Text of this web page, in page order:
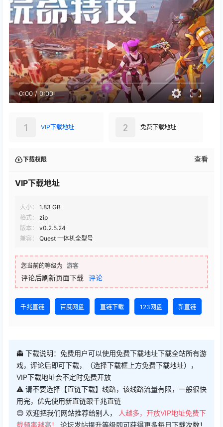
0:00/0:00
VIP下载地址
1 免费下载地址
2
下载权限 查看
VIP下载地址
大小：
1.83 GB
格式：
zip
版本：
v0.2.5.24
兼容：
Quest 一体机全型号
您当前的等级为 游客
评论后刷新页面下载 评论
千兆直链 百度网盘 直链下载 123网盘 新直链
👻 下载说明：免费用户可以使用免费下载地址下载全站所有游
戏，评论后即可下载，（选择下载框上方免费下载地址），
VIP下载地址会不定时免费开放
⚠ 请不要选择【直链下载】线路，该线路流量有限，一般很快
用完，优先使用新直链跟千兆直链
😊 欢迎把我们网站推荐给别人，
人越多，开放VIP地址免费下
载频率越高！ 论坛发帖提升等级即可获得更多每日下载次数！